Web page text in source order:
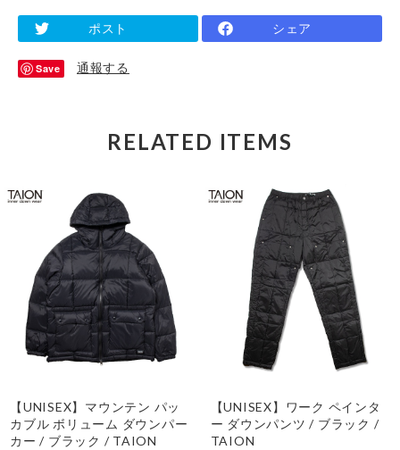
ポスト シェア
Save 通報する
RELATED ITEMS
【UNISEX】マウンテン パッ
カブル ボリューム ダウンパー
カー / ブラック / TAION
【UNISEX】ワーク ペインタ
ー ダウンパンツ / ブラック /
TAION